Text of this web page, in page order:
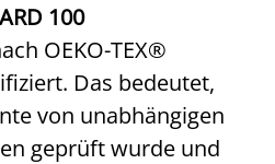
100
OEKO-TEX®
Das bedeutet,
von unabhängigen
geprüft wurde und